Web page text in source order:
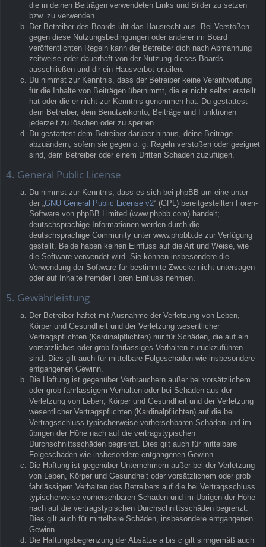
die in deinen Beiträgen verwendeten Links und Bilder zu setzen
bzw. zu verwenden.
Der Betreiber des Boards übt das Hausrecht aus. Bei Verstößen
gegen diese Nutzungsbedingungen oder anderer im Board
veröffentlichten Regeln kann der Betreiber dich nach Abmahnung
zeitweise oder dauerhaft von der Nutzung dieses Boards
ausschließen und dir ein Hausverbot erteilen.
Du nimmst zur Kenntnis, dass der Betreiber keine Verantwortung
für die Inhalte von Beiträgen übernimmt, die er nicht selbst erstellt
hat oder die er nicht zur Kenntnis genommen hat. Du gestattest
dem Betreiber, dein Benutzerkonto, Beiträge und Funktionen
jederzeit zu löschen oder zu sperren.
Du gestattest dem Betreiber darüber hinaus, deine Beiträge
abzuändern, sofern sie gegen o. g. Regeln verstoßen oder geeignet
sind, dem Betreiber oder einem Dritten Schaden zuzufügen.
4. General Public License
Du nimmst zur Kenntnis, dass es sich bei phpBB um eine unter
der „GNU General Public License v2“ (GPL) bereitgestellten Foren-
Software von phpBB Limited (www.phpbb.com) handelt;
deutschsprachige Informationen werden durch die
deutschsprachige Community unter www.phpbb.de zur Verfügung
gestellt. Beide haben keinen Einfluss auf die Art und Weise, wie
die Software verwendet wird. Sie können insbesondere die
Verwendung der Software für bestimmte Zwecke nicht untersagen
oder auf Inhalte fremder Foren Einfluss nehmen.
5. Gewährleistung
Der Betreiber haftet mit Ausnahme der Verletzung von Leben,
Körper und Gesundheit und der Verletzung wesentlicher
Vertragspflichten (Kardinalpflichten) nur für Schäden, die auf ein
vorsätzliches oder grob fahrlässiges Verhalten zurückzuführen
sind. Dies gilt auch für mittelbare Folgeschäden wie insbesondere
entgangenen Gewinn.
Die Haftung ist gegenüber Verbrauchern außer bei vorsätzlichem
oder grob fahrlässigem Verhalten oder bei Schäden aus der
Verletzung von Leben, Körper und Gesundheit und der Verletzung
wesentlicher Vertragspflichten (Kardinalpflichten) auf die bei
Vertragsschluss typischerweise vorhersehbaren Schäden und im
übrigen der Höhe nach auf die vertragstypischen
Durchschnittsschäden begrenzt. Dies gilt auch für mittelbare
Folgeschäden wie insbesondere entgangenen Gewinn.
Die Haftung ist gegenüber Unternehmern außer bei der Verletzung
von Leben, Körper und Gesundheit oder vorsätzlichem oder grob
fahrlässigem Verhalten des Betreibers auf die bei Vertragsschluss
typischerweise vorhersehbaren Schäden und im Übrigen der Höhe
nach auf die vertragstypischen Durchschnittsschäden begrenzt.
Dies gilt auch für mittelbare Schäden, insbesondere entgangenen
Gewinn.
Die Haftungsbegrenzung der Absätze a bis c gilt sinngemäß auch